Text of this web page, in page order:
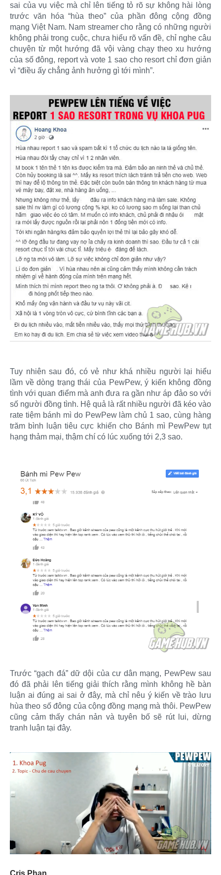
sai của vụ việc mà chỉ lên tiếng tỏ rõ sự không hài lòng
trước văn hóa “hùa theo” của phần đông cộng đồng
mạng Việt Nam. Nam streamer cho rằng có những người
không phải trong cuộc, chưa hiểu rõ vấn đề, chỉ nghe câu
chuyện từ một hướng đã vội vàng chạy theo xu hướng
của số đông, report và vote 1 sao cho resort chỉ đơn giản
vì “điều ấy chẳng ảnh hưởng gì tới mình”.
Tuy nhiên sau đó, có vẻ như khá nhiều người lại hiểu
lầm về dòng trạng thái của PewPew, ý kiến không đồng
tình với quan điểm mà anh đưa ra gần như áp đảo so với
số người đồng tình. Hệ quả là rất nhiều người đã kéo vào
rate tiệm bánh mì do PewPew làm chủ 1 sao, cùng hàng
trăm bình luận tiêu cực khiến cho Bánh mì PewPew tụt
hạng thảm mại, thậm chí có lúc xuống tới 2,3 sao.
Trước “gạch đá” dữ dội của cư dân mạng, PewPew sau
đó đã phải lên tiếng giải thích rằng mình không hề bàn
luận ai đúng ai sai ở đây, mà chỉ nêu ý kiến về trào lưu
hùa theo số đông của cộng đồng mạng mà thôi. PewPew
cũng cảm thấy chán nản và tuyên bố sẽ rút lui, dừng
tranh luận tại đây.